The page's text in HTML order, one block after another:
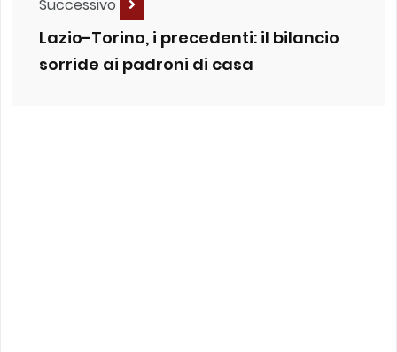
Successivo
Lazio-Torino, i precedenti: il bilancio
sorride ai padroni di casa